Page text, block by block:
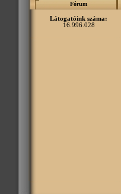
Fórum
Látogatóink száma:
16.996.028